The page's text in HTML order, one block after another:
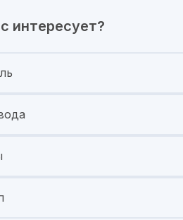
интересует?